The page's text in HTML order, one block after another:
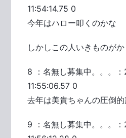
11:54:14.75 0
今年はハロー叩くのかな
しかしこの人いきものが
8 ：名無し募集中。。。
11:55:06.57 0
去年は美貴ちゃんの圧倒
9 ：名無し募集中。。。